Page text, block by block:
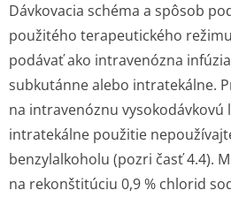
Dávkovacia schéma a spôsob
použitého terapeutického
podávať ako intravenózna
subkutánne alebo intratekálne.
na intravenóznu vysokodávkovú
intratekálne použitie
benzylalkoholu (pozri časť 4.4).
na rekonštitúciu 0,9 % chlorid